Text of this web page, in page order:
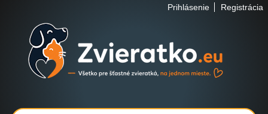
Prihlásenie Registrácia